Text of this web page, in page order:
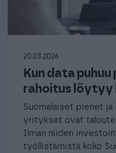
20.03.2026
Kun data
rahoitus löytyy
Suomalaiset pienet ja
yritykset ovat
Ilman niiden
työllistämistä koko